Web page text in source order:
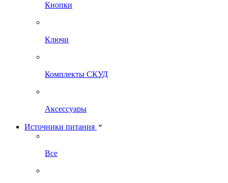
Кнопки
Ключи
Комплекты СКУД
Аксессуары
Источники питания
Все